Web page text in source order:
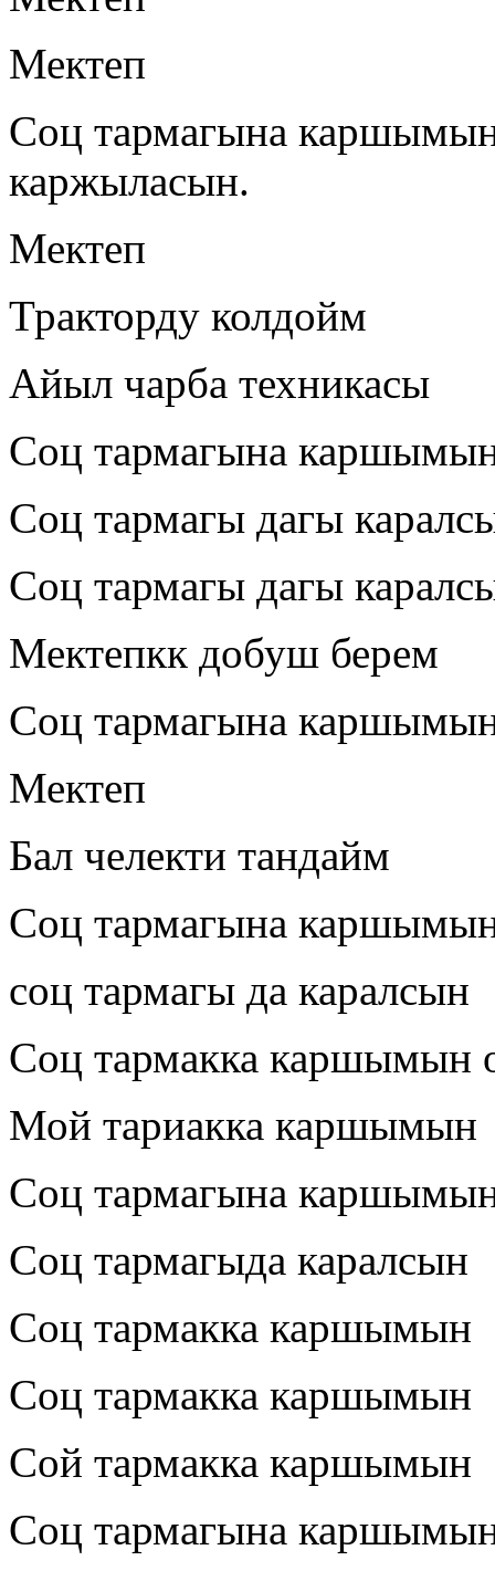
Мектеп
Соц тармагына
каржыласын.
Мектеп
Тракторду колдойм
Айыл чарба техникасы
Соц тармагына
Соц тармагы дагы
Соц тармагы дагы
Мектепкк добуш берем
Соц тармагына
Мектеп
Бал челекти тандайм
Соц тармагына
соц тармагы да каралсын
Соц тармакка каршымын
Мой тариакка каршымын
Соц тармагына
Соц тармагыда каралсын
Соц тармакка каршымын
Соц тармакка каршымын
Сой тармакка каршымын
Соц тармагына